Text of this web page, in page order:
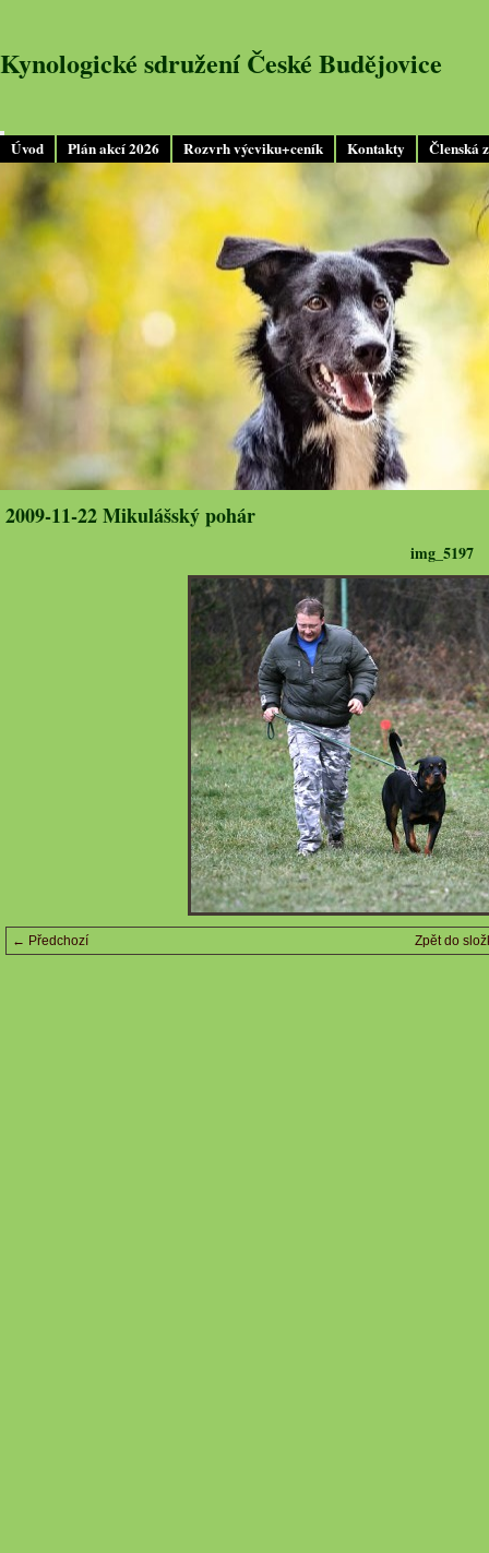
Úvod Plán akcí 2026 Rozvrh výcviku+ceník Kontakty Členská
Kynologické sdružení České Budějovice
2009-11-22 Mikulášský pohár
img_5197
← Předchozí Zpět do